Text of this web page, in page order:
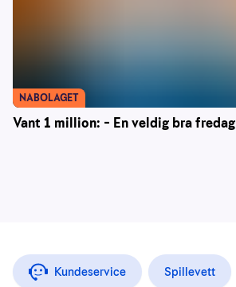
Vant 1 million: – En veldig bra fredag
NABOLAGET
Kundeservice Spillevett